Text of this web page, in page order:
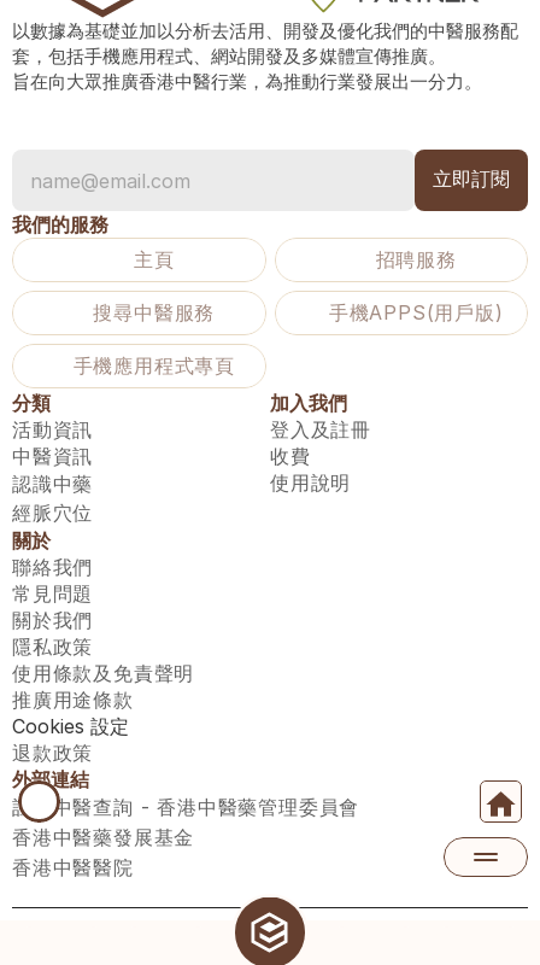
以數據為基礎並加以分析去活用、開發及優化我們的中醫服務配
套，包括手機應用程式、網站開發及多媒體宣傳推廣。
旨在向大眾推廣香港中醫行業，為推動行業發展出一分力。
我們的服務
主頁
招聘服務
搜尋中醫服務 手機APPS(用戶版)
手機應用程式專頁
分類
活動資訊
中醫資訊
認識中藥
經脈穴位
加入我們
登入及註冊
收費
使用說明
關於
聯絡我們
常見問題
關於我們
隱私政策
使用條款及免責聲明
推廣用途條款
Cookies 設定
退款政策
外部連結
註冊中醫查詢 - 香港中醫藥管理委員會
香港中醫藥發展基金
香港中醫醫院
醫師匯有限公司 ECWAY LIMITED Copyright 2026© All rights